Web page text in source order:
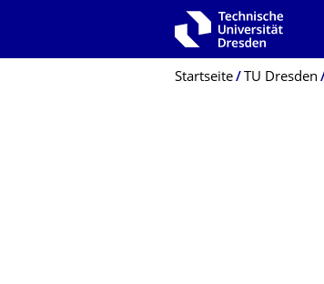
Zur Hauptnavigation springen
Breadcrumb-Menü
Startseite TU Dresden